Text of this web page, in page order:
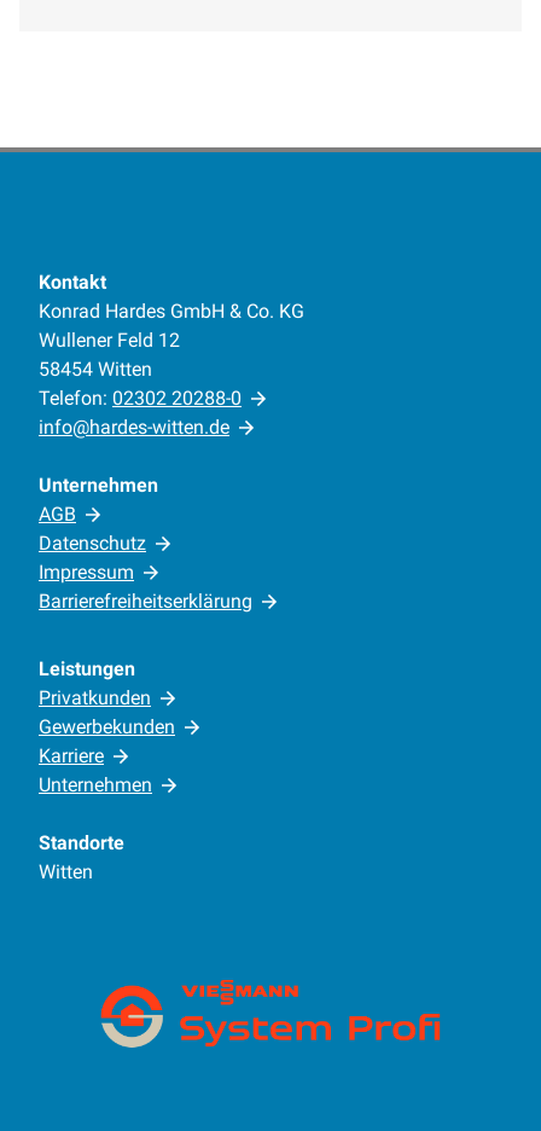
Kontakt
Konrad Hardes GmbH & Co. KG
Wullener Feld 12
58454 Witten
Telefon: 02302 20288-0
info@hardes-witten.de
Unternehmen
AGB
Datenschutz
Impressum
Barrierefreiheitserklärung
Leistungen
Privatkunden
Gewerbekunden
Karriere
Unternehmen
Standorte
Witten